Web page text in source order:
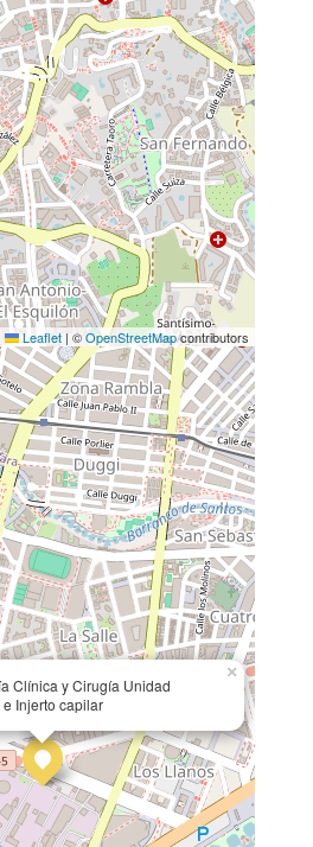
Leaflet | ©OpenStreetMapcontributors
Clínica y Cirugía Unidad
Injerto capilar
×